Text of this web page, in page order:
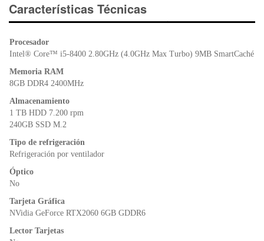
e
b
o
k
er s
A
p
ri
e
dl
y
Características Técnicas
Procesador
Intel® Core™ i5-8400 2.80GHz (4.0GHz Max Turbo) 9MB SmartCaché
Memoria RAM
8GB DDR4 2400MHz
Almacenamiento
1 TB HDD 7.200 rpm
240GB SSD M.2
Tipo de refrigeración
Refrigeración por ventilador
Óptico
No
Tarjeta Gráfica
NVidia GeForce RTX2060 6GB GDDR6
Lector Tarjetas